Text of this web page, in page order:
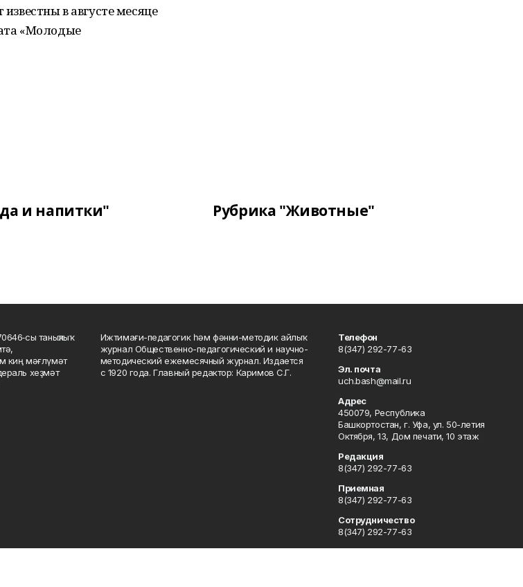
в августе месяце
«Молодые
и напитки" Рубрика "Животные"
таныҡлыҡ
киң мәғлүмәт
хеҙмәт
Ижтимағи-педагогик һәм фәнни-методик айлыҡ
журнал Общественно-педагогический и научно-
методический ежемесячный журнал. Издается
с 1920 года. Главный редактор: Каримов С.Г.
Телефон
8(347) 292-77-63
Эл. почта
uch.bash@mail.ru
Адрес
450079, Республика
Башкортостан, г. Уфа, ул. 50-летия
Октября, 13, Дом печати, 10 этаж
Редакция
8(347) 292-77-63
Приемная
8(347) 292-77-63
Сотрудничество
8(347) 292-77-63